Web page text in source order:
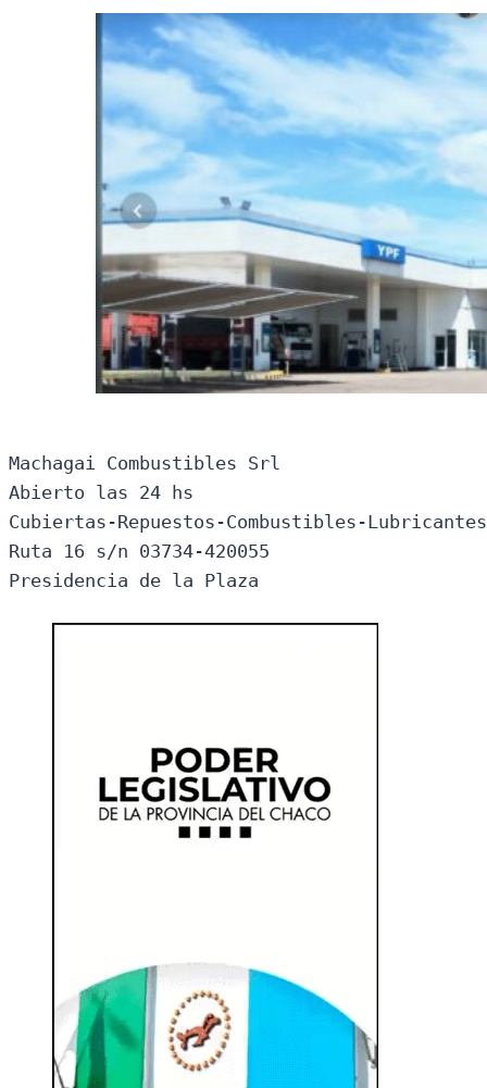
Machagai Combustibles Srl
Abierto las 24 hs
Cubiertas-Repuestos-Combustibles-
Ruta 16 s/n 03734-420055
Presidencia de la Plaza